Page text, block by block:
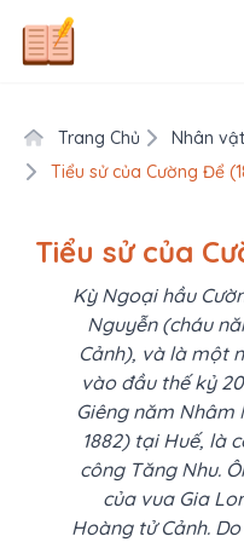
Trang Chủ
Nhân
Tiểu sử của Cường Để
Tiểu sử của
Kỳ Ngoại hầu
Nguyễn (cháu
Cảnh), và là một
vào đầu thế kỷ
Giêng năm
1882) tại Huế, là
công Tăng Nhu.
của vua Gia
Hoàng tử Cảnh.